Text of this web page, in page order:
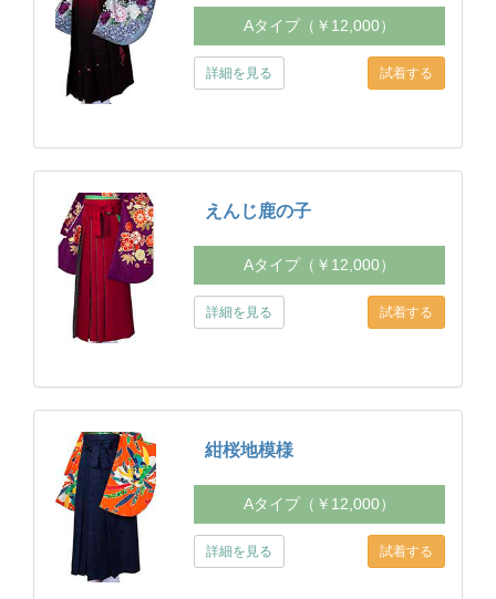
Aタイプ（￥12,000）
詳細を見る
えんじ鹿の子
Aタイプ（￥12,000）
詳細を見る
紺桜地模様
Aタイプ（￥12,000）
詳細を見る